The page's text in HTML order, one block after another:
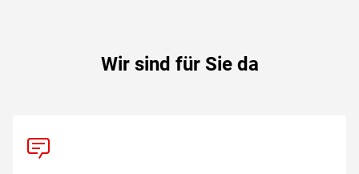
Wir sind für Sie da